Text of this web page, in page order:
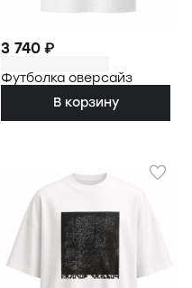
3 740 ₽
Футболка оверсайз
В корзину